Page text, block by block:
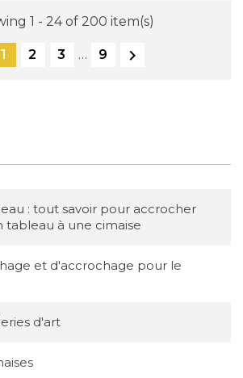
: tout savoir pour accrocher
tableau à une cimaise
et d'accrochage pour le
d'art
1 - 24 of 200 item(s)
1 2 3 … 9 